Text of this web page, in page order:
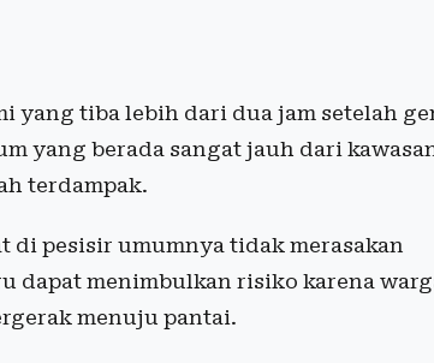
yang tiba lebih dari dua jam setelah
yang berada sangat jauh dari
terdampak.
di pesisir umumnya tidak merasakan
dapat menimbulkan risiko karena
menuju pantai.